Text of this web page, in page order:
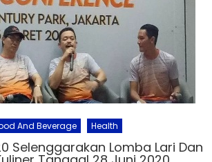
And Beverage Health
Selenggarakan Lomba Lari Dan